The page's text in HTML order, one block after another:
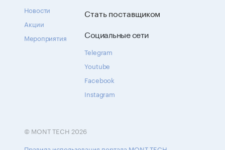
Новости
Акции
Мероприятия
Стать поставщиком
Социальные сети
Telegram
Youtube
Facebook
Instagram
© MONT TECH 2026